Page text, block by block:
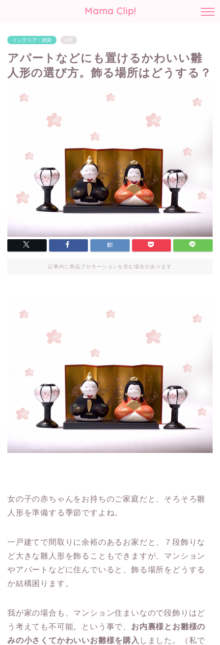
Mama Clip!
インテリア・雑貨 PR
アパートなどにも置けるかわいい雛
人形の選び方。飾る場所はどうする？
記事内に商品プロモーションを含む場合があります
女の子の赤ちゃんをお持ちのご家庭だと、 そろそろ雛
人形を準備する季節ですよね。
一戸建てで間取りに余裕のあるお家だと、７段飾りな
ど大きな雛人形を飾ることもできますが、マンション
やアパートなどに住んでいると、飾る場所をどうする
か結構困ります。
我が家の場合も、マンション住まいなので段飾りはど
う考えても不可能。という事で、 お内裏様とお雛様の
みの小さくてかわいいお雛様を購入 しました。（私で